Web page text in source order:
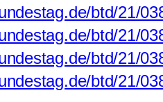
btd/21/
btd/21/
btd/21/
btd/21/